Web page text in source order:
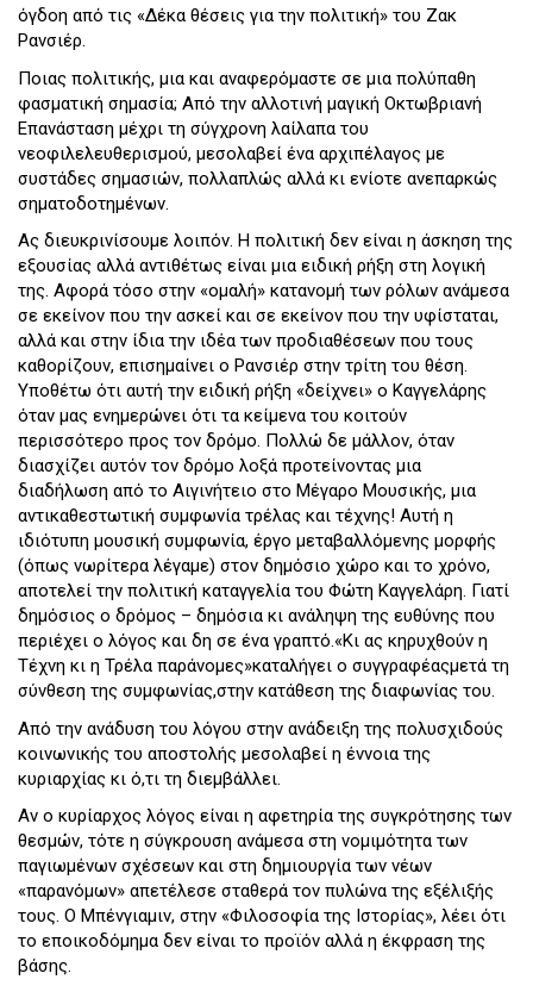
όγδοη από τις «Δέκα θέσεις για την πολιτική» του Ζακ
Ρανσιέρ.
Ποιας πολιτικής, μια και αναφερόμαστε σε μια πολύπαθη
φασματική σημασία; Από την αλλοτινή μαγική Οκτωβριανή
Επανάσταση μέχρι τη σύγχρονη λαίλαπα του
νεοφιλελευθερισμού, μεσολαβεί ένα αρχιπέλαγος με
συστάδες σημασιών, πολλαπλώς αλλά κι ενίοτε ανεπαρκώς
σηματοδοτημένων.
Ας διευκρινίσουμε λοιπόν. Η πολιτική δεν είναι η άσκηση της
εξουσίας αλλά αντιθέτως είναι μια ειδική ρήξη στη λογική
της. Aφορά τόσο στην «ομαλή» κατανομή των ρόλων ανάμεσα
σε εκείνον που την ασκεί και σε εκείνον που την υφίσταται,
αλλά και στην ίδια την ιδέα των προδιαθέσεων που τους
καθορίζουν, επισημαίνει ο Ρανσιέρ στην τρίτη του θέση.
Υποθέτω ότι αυτή την ειδική ρήξη «δείχνει» ο Καγγελάρης
όταν μας ενημερώνει ότι τα κείμενα του κοιτούν
περισσότερο προς τον δρόμο. Πολλώ δε μάλλον, όταν
διασχίζει αυτόν τον δρόμο λοξά προτείνοντας μια
διαδήλωση από το Αιγινήτειο στο Μέγαρο Μουσικής, μια
αντικαθεστωτική συμφωνία τρέλας και τέχνης! Αυτή η
ιδιότυπη μουσική συμφωνία, έργο μεταβαλλόμενης μορφής
(όπως νωρίτερα λέγαμε) στον δημόσιο χώρο και το χρόνο,
αποτελεί την πολιτική καταγγελία του Φώτη Καγγελάρη. Γιατί
δημόσιος ο δρόμος – δημόσια κι ανάληψη της ευθύνης που
περιέχει ο λόγος και δη σε ένα γραπτό.«Κι ας κηρυχθούν η
Τέχνη κι η Τρέλα παράνομες»καταλήγει ο συγγραφέαςμετά τη
σύνθεση της συμφωνίας,στην κατάθεση της διαφωνίας του.
Από την ανάδυση του λόγου στην ανάδειξη της πολυσχιδούς
κοινωνικής του αποστολής μεσολαβεί η έννοια της
κυριαρχίας κι ό,τι τη διεμβάλλει.
Αν ο κυρίαρχος λόγος είναι η αφετηρία της συγκρότησης των
θεσμών, τότε η σύγκρουση ανάμεσα στη νομιμότητα των
παγιωμένων σχέσεων και στη δημιουργία των νέων
«παρανόμων» απετέλεσε σταθερά τον πυλώνα της εξέλιξής
τους. O Μπένγιαμιν, στην «Φιλοσοφία της Ιστορίας», λέει ότι
το εποικοδόμημα δεν είναι το προϊόν αλλά η έκφραση της
βάσης.